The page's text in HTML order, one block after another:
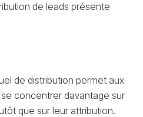
de leads présente
de distribution permet aux
concentrer davantage sur
que sur leur attribution.